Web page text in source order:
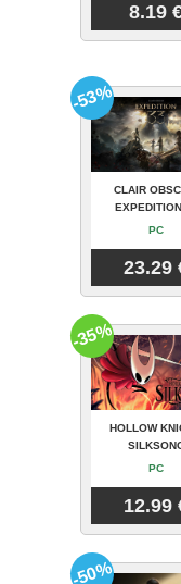
8.19
CLAIR
PC
23.29
-53%
HOLLOW
PC
12.99
-35%
-50%